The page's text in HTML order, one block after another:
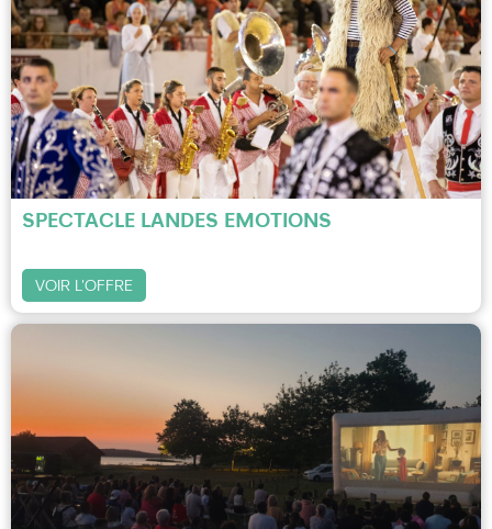
SPECTACLE LANDES EMOTIONS
VOIR L'OFFRE